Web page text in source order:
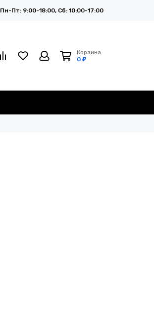
Пн-Пт: 9:00-18:00, Сб: 10:00-17:00
Корзина
0 ₽